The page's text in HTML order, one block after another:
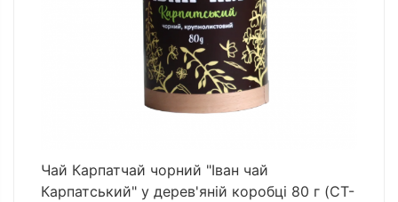
Чай Карпатчай чорний "Іван чай
Карпатський" у дерев'яній коробці 80 г (CT-